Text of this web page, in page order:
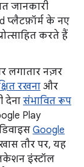
जानकारी
प्लैटफ़ॉर्म के नए
करते हैं
लगातार नज़र
रखनाऔर
देना संभावित रूप
Play
Google
तौर पर, यह
इंस्टॉल